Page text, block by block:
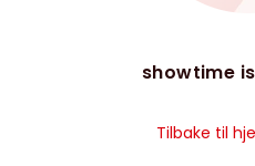
showtime
Tilbake til